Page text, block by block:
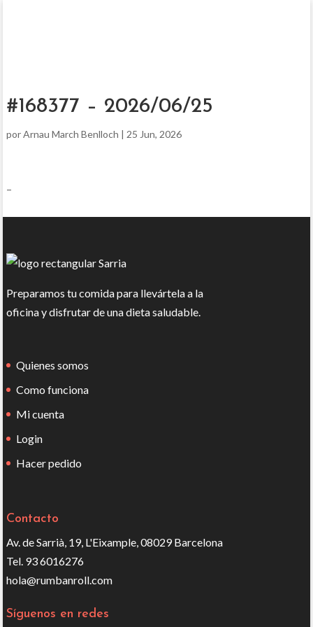
#168377 – 2026/06/25
porArnau March Benlloch | 25 Jun, 2026
–
Preparamos tu comida para llevártela a la
oficina y disfrutar de una dieta saludable.
Quienes somos
Como funciona
Mi cuenta
Login
Hacer pedido
Contacto
Av. de Sarrià, 19, L'Eixample, 08029 Barcelona
Tel. 93 6016276
hola@rumbanroll.com
Síguenos en redes